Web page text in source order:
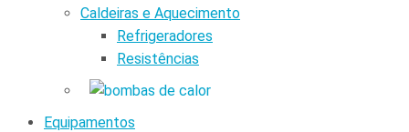
Caldeiras e Aquecimento
Refrigeradores
Resistências
Equipamentos